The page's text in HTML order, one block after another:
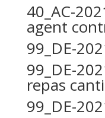
40_AC-
agent
99_DE-
99_DE-
repas
99_DE-